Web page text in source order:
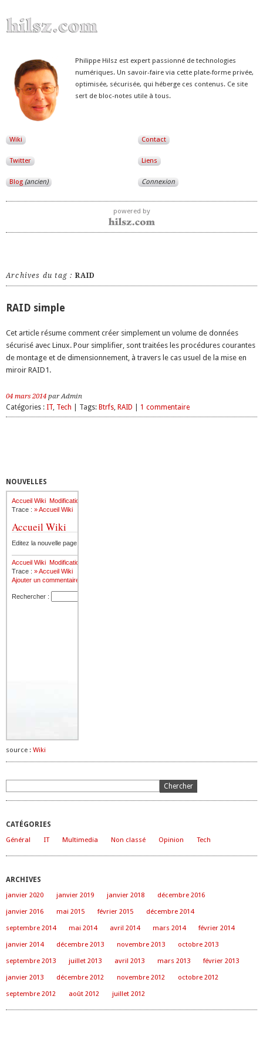
Philippe Hilsz est expert passionné de technologies
numériques. Un savoir-faire via cette plate-forme privée,
optimisée, sécurisée, qui héberge ces contenus. Ce site
sert de bloc-notes utile à tous.
Wiki
Twitter
Blog (ancien)
Contact
Liens
Connexion
powered by
Archives du tag : RAID
RAID simple
Cet article résume comment créer simplement un volume de données
sécurisé avec Linux. Pour simplifier, sont traitées les procédures courantes
de montage et de dimensionnement, à travers le cas usuel de la mise en
miroir RAID1.
04 mars 2014 par Admin
Catégories : IT, Tech | Tags: Btrfs, RAID 1 commentaire
NOUVELLES
source : Wiki
CATÉGORIES
Général
IT Multimedia Non classé Opinion Tech
ARCHIVES
janvier 2020
janvier 2019 janvier 2018
décembre 2016
janvier 2016
mai 2015 février 2015
décembre 2014
septembre 2014
mai 2014 avril 2014 mars 2014
février 2014
janvier 2014
décembre 2013 novembre 2013
octobre 2013
septembre 2013
juillet 2013 avril 2013 mars 2013
février 2013
janvier 2013
décembre 2012 novembre 2012
octobre 2012
septembre 2012
août 2012 juillet 2012